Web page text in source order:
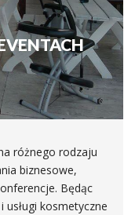
różnego rodzaju
biznesowe,
Będąc
kosmetyczne